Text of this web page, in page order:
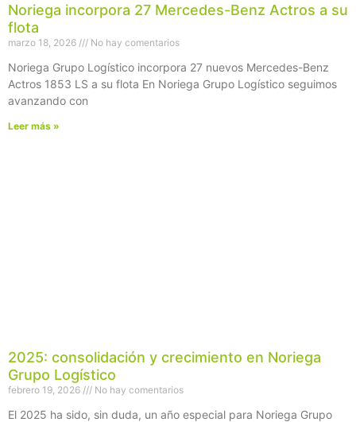
Noriega incorpora 27 Mercedes-Benz Actros a su
flota
marzo 18, 2026 No hay comentarios
Noriega Grupo Logístico incorpora 27 nuevos Mercedes-Benz
Actros 1853 LS a su flota En Noriega Grupo Logístico seguimos
avanzando con
Leer más »
2025: consolidación y crecimiento en Noriega
Grupo Logístico
febrero 19, 2026 No hay comentarios
El 2025 ha sido, sin duda, un año especial para Noriega Grupo